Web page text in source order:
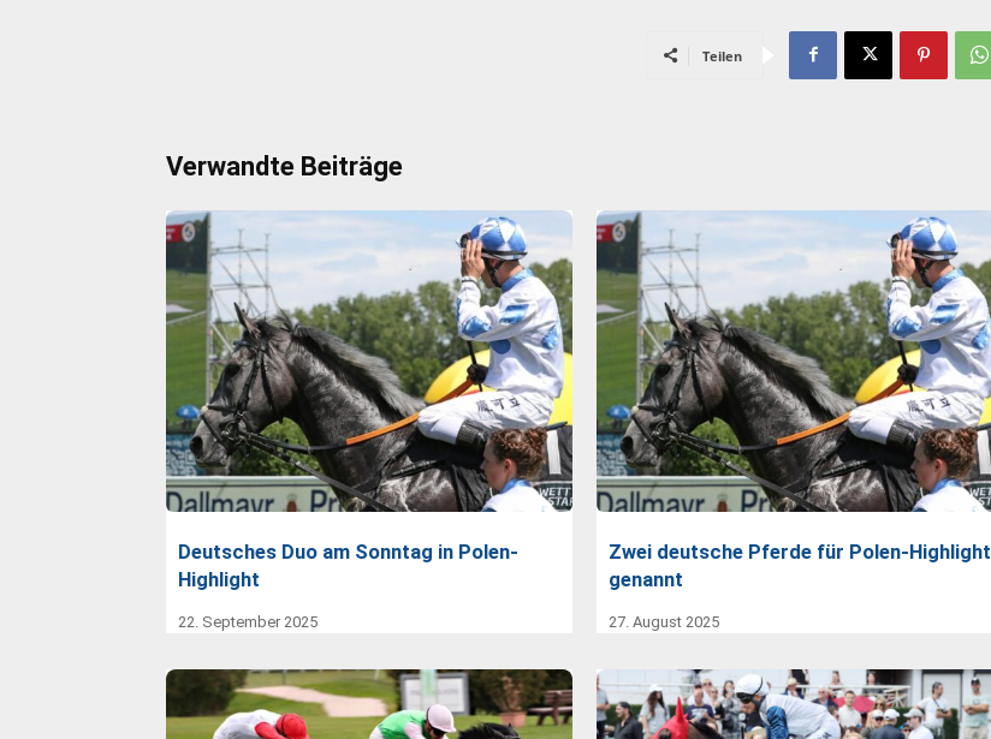
Teilen
Verwandte Beiträge
Deutsches Duo am Sonntag in Polen-
Highlight
22. September 2025
Zwei deutsche Pferde für Polen-Highlight
genannt
27. August 2025